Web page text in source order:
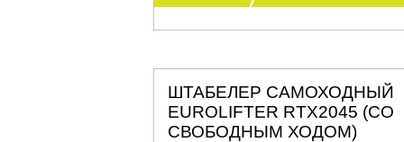
ШТАБЕЛЕР САМОХОДНЫЙ
EUROLIFTER RTX2045 (СО
СВОБОДНЫМ ХОДОМ)